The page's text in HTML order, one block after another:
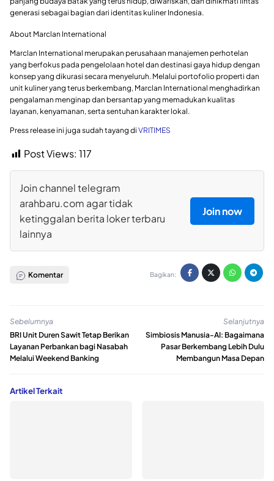
generasi sebagai bagian dari identitas kuliner Indonesia.
About Marclan International
Marclan International merupakan perusahaan manajemen perhotelan
yang berfokus pada pengelolaan hotel dan destinasi gaya hidup dengan
konsep yang dikurasi secara menyeluruh. Melalui portofolio properti dan
unit kuliner yang terus berkembang, Marclan International menghadirkan
pengalaman menginap dan bersantap yang memadukan kualitas
layanan, kenyamanan, serta sentuhan karakter lokal.
Press release ini juga sudah tayang di VRITIMES
Post Views: 117
Join channel telegram
arahbaru.com agar tidak
ketinggalan berita loker terbaru
lainnya
Join now
Komentar Bagikan:
Sebelumnya
BRI Unit Duren Sawit Tetap Berikan
Layanan Perbankan bagi Nasabah
Melalui Weekend Banking
Selanjutnya
Simbiosis Manusia-AI: Bagaimana
Pasar Berkembang Lebih Dulu
Membangun Masa Depan
Artikel Terkait